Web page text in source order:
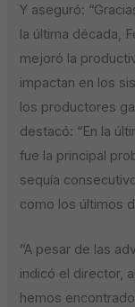
Y aseguró:
la última década,
mejoró la
impactan en los
los productores
destacó: “En la
fue la principal
sequía
como los últimos
“A pesar de las
indicó el director,
hemos